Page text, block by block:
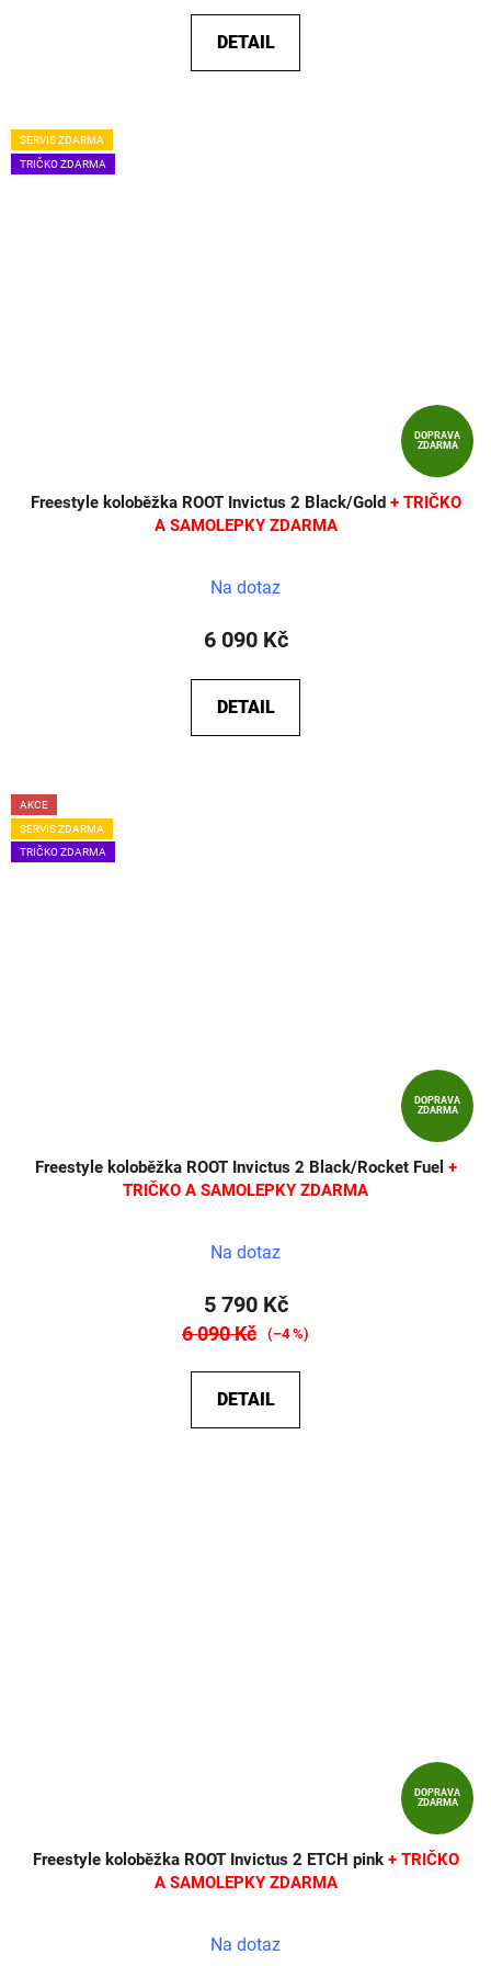
DETAIL
SERVIS ZDARMA
TRIČKO ZDARMA
DOPRAVA
ZDARMA
Freestyle koloběžka ROOT Invictus 2 Black/Gold + TRIČKO
A SAMOLEPKY ZDARMA
Na dotaz
6 090 Kč
DETAIL
AKCE
SERVIS ZDARMA
TRIČKO ZDARMA
DOPRAVA
ZDARMA
Freestyle koloběžka ROOT Invictus 2 Black/Rocket Fuel +
TRIČKO A SAMOLEPKY ZDARMA
Na dotaz
5 790 Kč
6 090 Kč (–4 %)
DETAIL
DOPRAVA
ZDARMA
Freestyle koloběžka ROOT Invictus 2 ETCH pink + TRIČKO
A SAMOLEPKY ZDARMA
Na dotaz